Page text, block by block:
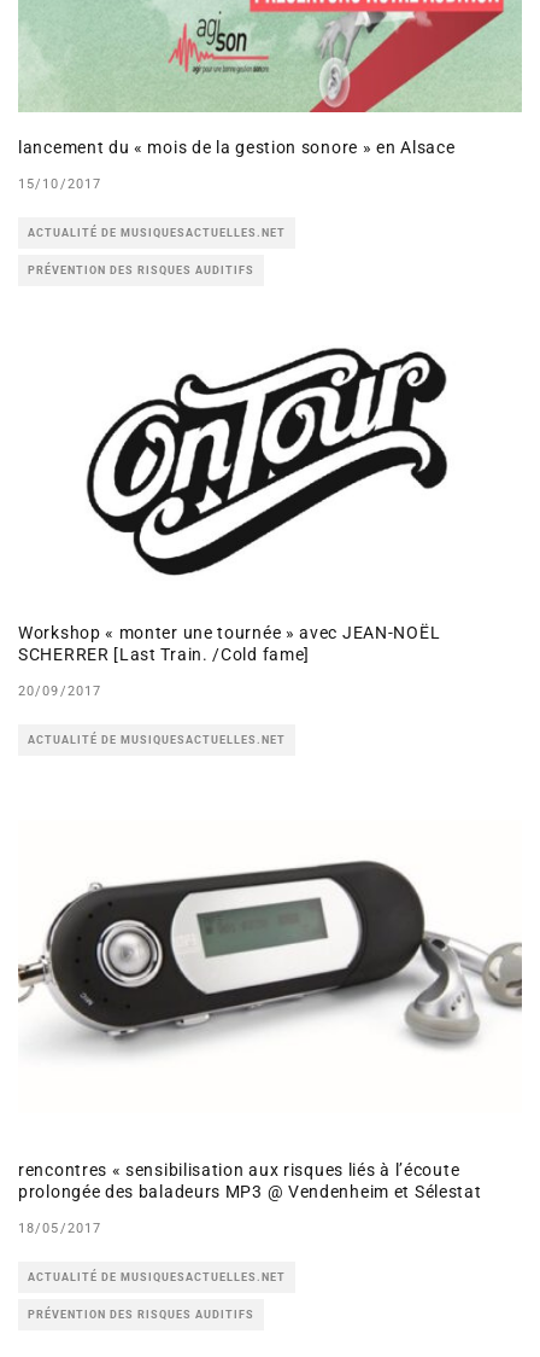
lancement du « mois de la gestion sonore » en Alsace
15/10/2017
ACTUALITÉ DE MUSIQUESACTUELLES.NET
PRÉVENTION DES RISQUES AUDITIFS
Workshop « monter une tournée » avec JEAN-NOËL
SCHERRER [Last Train. /Cold fame]
20/09/2017
ACTUALITÉ DE MUSIQUESACTUELLES.NET
rencontres « sensibilisation aux risques liés à l’écoute
prolongée des baladeurs MP3 @ Vendenheim et Sélestat
18/05/2017
ACTUALITÉ DE MUSIQUESACTUELLES.NET
PRÉVENTION DES RISQUES AUDITIFS